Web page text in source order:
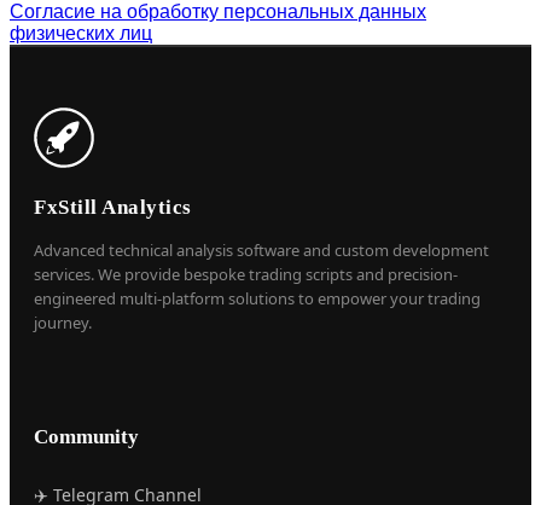
Согласие на обработку персональных данных
физических лиц
FxStill Analytics
Advanced technical analysis software and custom development
services. We provide bespoke trading scripts and precision-
engineered multi-platform solutions to empower your trading
journey.
Community
✈️ Telegram Channel